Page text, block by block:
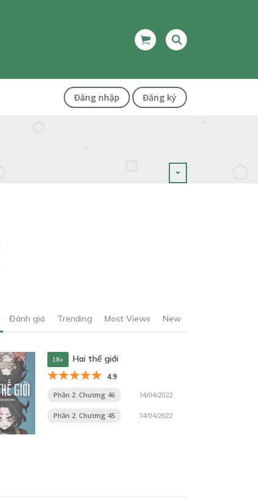
Đăng nhập Đăng ký
Đánh giá Trending Most Views New
18+ Hai thế giới
4.9
Phần 2. Chương 46 14/04/2022
Phần 2. Chương 45 14/04/2022